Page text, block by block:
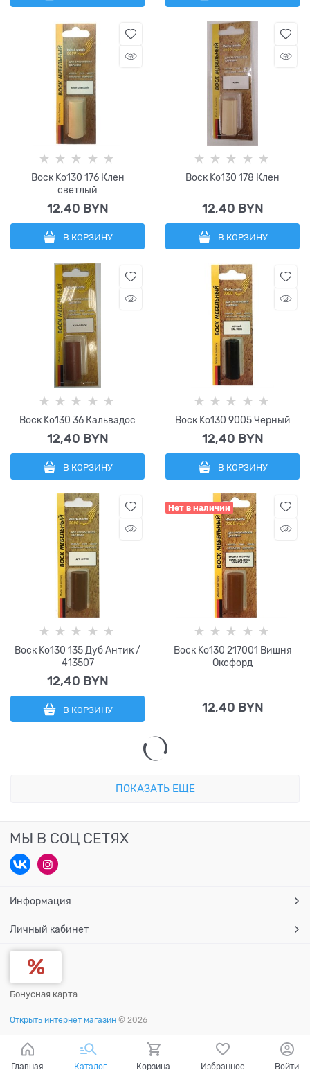
Воск Ko130 176 Клен
светлый
12,40 BYN
В КОРЗИНУ
Воск Ko130 178 Клен
12,40 BYN
В КОРЗИНУ
Воск Ko130 36 Кальвадос
12,40 BYN
В КОРЗИНУ
Воск Ko130 9005 Черный
12,40 BYN
В КОРЗИНУ
Воск Ko130 135 Дуб Антик /
413507
12,40 BYN
В КОРЗИНУ
Нет в наличии
Воск Ko130 217001 Вишня
Оксфорд
12,40 BYN
ПОКАЗАТЬ ЕЩЕ
МЫ В СОЦ СЕТЯХ
Информация
Личный кабинет
Бонусная карта
Открыть интернет магазин © 2026
Главная Каталог Корзина Избранное Войти